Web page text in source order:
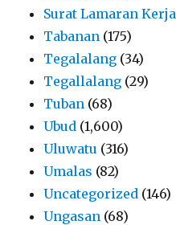
Surat Lamaran Kerja
Tabanan (175)
Tegalalang (34)
Tegallalang (29)
Tuban (68)
Ubud (1,600)
Uluwatu (316)
Umalas (82)
Uncategorized (146)
Ungasan (68)